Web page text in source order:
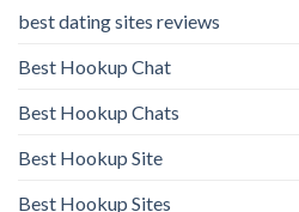
best dating sites reviews
Best Hookup Chat
Best Hookup Chats
Best Hookup Site
Best Hookup Sites